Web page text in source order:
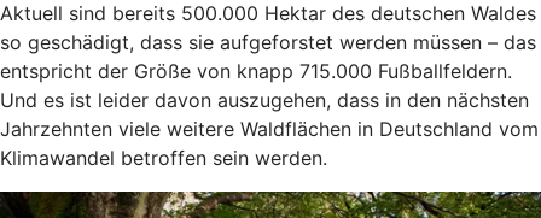
Aktuell sind bereits 500.000 Hektar des deutschen Waldes
so geschädigt, dass sie aufgeforstet werden müssen – das
entspricht der Größe von knapp 715.000 Fußballfeldern.
Und es ist leider davon auszugehen, dass in den nächsten
Jahrzehnten viele weitere Waldflächen in Deutschland vom
Klimawandel betroffen sein werden.